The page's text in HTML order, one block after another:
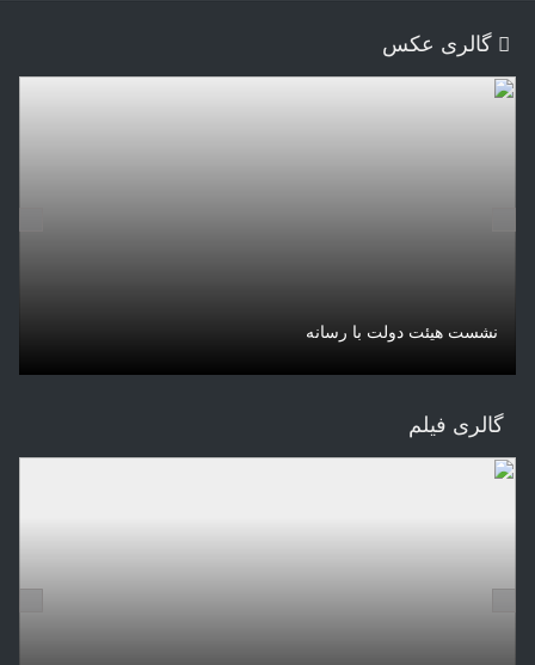
گالری عکس
نشست هیئت دولت با رسانه
گالری فیلم